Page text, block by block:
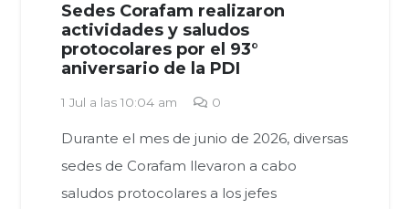
Sedes Corafam realizaron
actividades y saludos
protocolares por el 93°
aniversario de la PDI
1 Jul a las 10:04 am 0
Durante el mes de junio de 2026, diversas
sedes de Corafam llevaron a cabo
saludos protocolares a los jefes